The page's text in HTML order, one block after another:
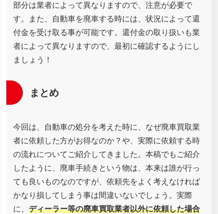
部分は業者によって異なりますので、注意が必要で
す。また、自動車を廃車する時には、状況によって還
付金を受け取る事が可能です。還付金の取り扱いも業
者によって異なりますので、最初に確認するようにし
ましょう！
まとめ
今回は、自動車の処分を考えた時に、なぜ廃車買取業
者に依頼した方がお得なのか？や、実際に依頼する時
の流れについてご紹介してきました。本稿でもご紹介
したように、廃車手続きという物は、本来は誰が行っ
ても良いものなのですが、依頼先をよく考えなければ
かなり損してしまう事は間違いないでしょう。実際
に、 ディーラー等の廃車買取業者以外に依頼した場合